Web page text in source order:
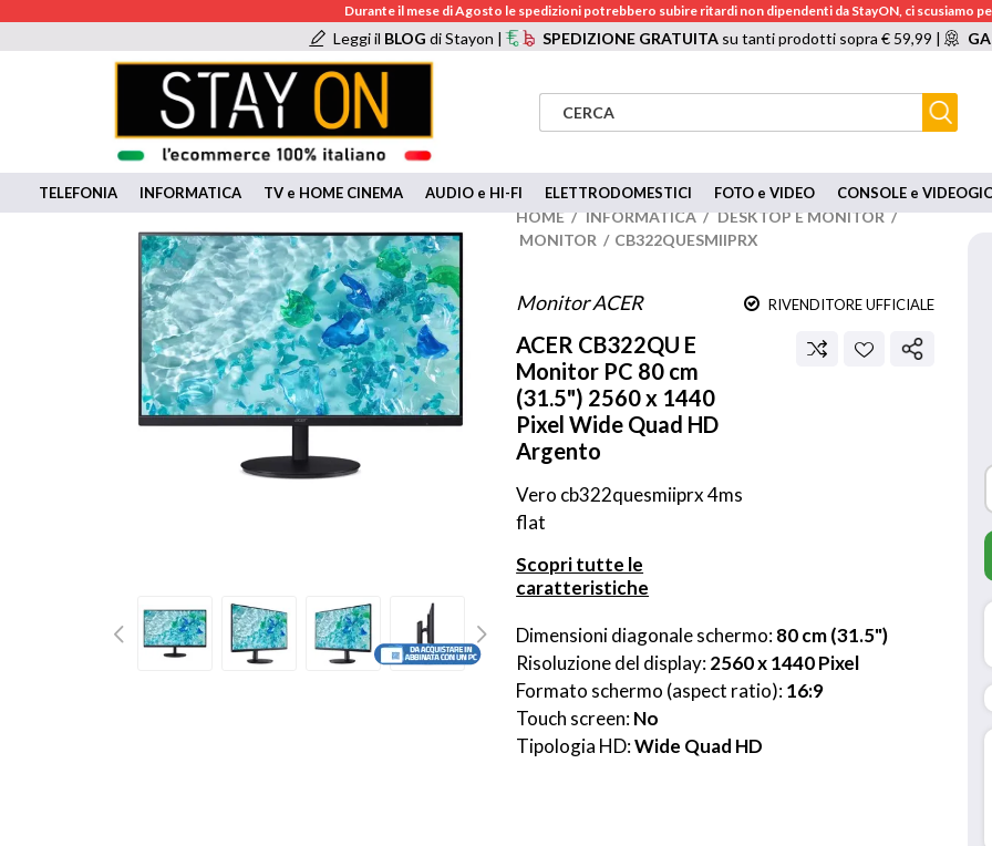
Durante il mese di Agosto le spedizioni potrebbero subire ritardi non dipendenti da StayON, ci scusiamo
Leggi il BLOGdi Stayon | SPEDIZIONE GRATUITAsu tanti prodotti sopra € 59,99 |
TELEFONIA INFORMATICA TV e HOME CINEMA AUDIO e HI-FI ELETTRODOMESTICI FOTO e VIDEO CONSOLE e
HOME / INFORMATICA / DESKTOP E MONITOR /
MONITOR / CB322QUESMIIPRX
Monitor ACER RIVENDITORE UFFICIALE
ACER CB322QU E
Monitor PC 80 cm
(31.5") 2560 x 1440
Pixel Wide Quad HD
Argento
Vero cb322quesmiiprx 4ms
flat
Scopri tutte le
caratteristiche
Dimensioni diagonale schermo: 80 cm (31.5")
Risoluzione del display: 2560 x 1440 Pixel
Formato schermo (aspect ratio): 16:9
Touch screen: No
Tipologia HD: Wide Quad HD